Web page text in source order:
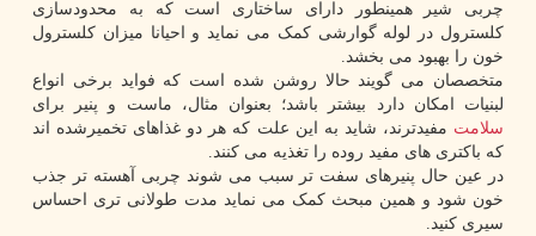
چربی شیر همینطور دارای ساختاری است که به محدودسازی
کلسترول در لوله گوارشی کمک می نماید و احیانا میزان کلسترول
خون را بهبود می بخشد.
متخصصان می گویند حالا روشن شده است که فواید برخی انواع
لبنیات امکان دارد بیشتر باشد؛ بعنوان مثال، ماست و پنیر برای
سلامت مفیدترند، شاید به این علت که هر دو غذاهای تخمیرشده اند
که باکتری های مفید روده را تغذیه می کنند.
در عین حال پنیرهای سفت تر سبب می شوند چربی آهسته تر جذب
خون شود و همین مبحث کمک می نماید مدت طولانی تری احساس
سیری کنید.